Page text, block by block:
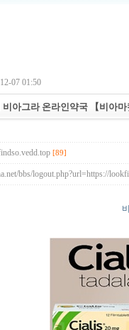
07 01:50
비아그라 온라인약국 【비아
[89]
bbs/logout.php?url=https://